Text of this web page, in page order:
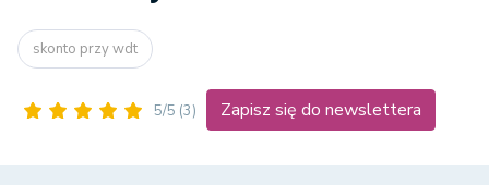
skonto przy wdt
5/5 (3) Zapisz się do newslettera